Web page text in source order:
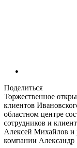
Поделиться
Торжественное
клиентов
областном центре
сотрудников и
Алексей Михайлов и
компании Александр